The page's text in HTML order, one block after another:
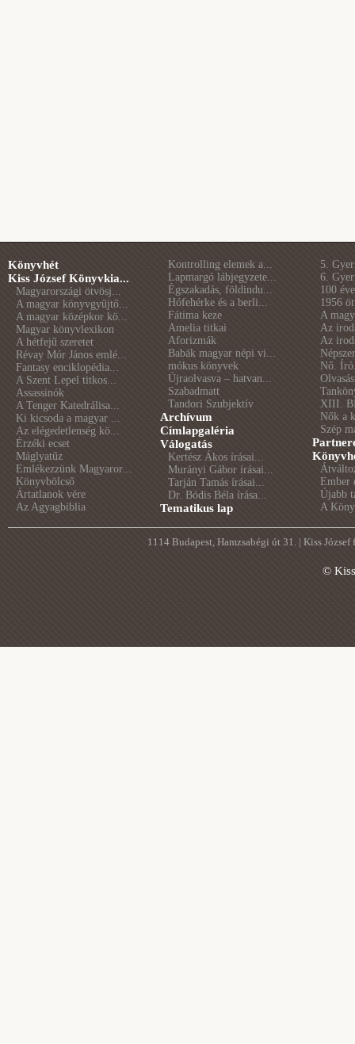
Könyvhét
Kiss József Könyvkia...
Magyarországi ötvösj...
A magyar könyvgyűjtő...
A magyar középkor kö...
Magyar könyvlexikon
A hétfejű szeretet
Révay Mór János emlé...
Fantasy enciklopédia...
A Szent Lepel titkos...
Assassinók
A Tenger Katedrálisa...
Ki kicsoda a magyar ...
Az elégedetlenség kö...
Érzéki ecset
Máglyatűz
Emlékezzünk Magyaror...
Könyvbölcső
Ártatlanok vére
Az Agyagbiblia
Kontrolling elemek a...
Lapmargó lábjegyzete...
Égszakadás, földindu...
Hófehérke és a berli...
Fátima keze
Amelia titkai
Aforizmák
Babák magyar népi vi...
mókus könyvek
Újraolvasva – hatvan...
Szabadmatt
Tandori Szubjektív
Archívum
Címlapgaléria
Válogatás
Kertész Ákos írásai...
Murányi Gábor írásai...
Tarján Tamás írásai...
Dr. Bódis Béla írása...
Tematikus lap
5.
6.
100
1956
A
Az
Az
Nő.
XIII.
Nők a
Szép
Ember
Újabb
A
1114 Budapest, Hamzsabégi út 31. | Kiss
©